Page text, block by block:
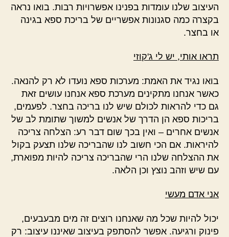
העיצוב שלנו עומדות בפנינו אפשרויות רבות. בואו נראה
בקצרה כמה סגנונות אפשריים של בריכת ספא בגינה
או בחצר.
תראו אותי, יש לי ג'קוזי
בואו נגיד את האמת: מערכות ספא נועדו לא רק להנאה.
כאשר אנחנו מתקינים מערכת ספא אנחנו עושים זאת
גם כדי להראות לכולם שיש לנו בריכה בחצר. לפעמים,
בריכות ספא הן הדרך של אנשים למשוך שתומת לב של
אנשים אחרים – ואין בכך שום דבר רע: הצלחה צריכה
להיראות. אם הכי חשוב לנו שהבריכה שלנו תצעק בקול
את ההצלחה שלנו הרי שהבריכה צריכה להיות מפוארת,
עם שיש וזהב נוצץ וכן הלאה.
אני אדם מעשי
יכול להיות שכל מה שאנחנו רוצים זה מים מבעבעים,
פינוק ורגיעה. אפשר להסתפק בעיצוב שאיננו עיצוב: רק